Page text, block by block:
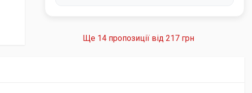
Ще 14 пропозиції від 217 грн